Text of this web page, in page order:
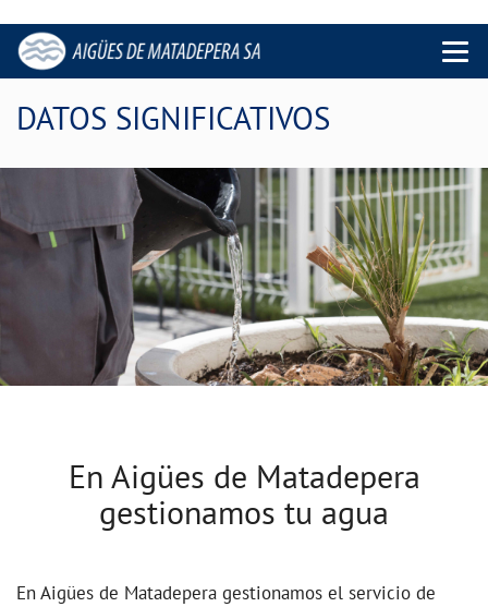
Menu
DATOS SIGNIFICATIVOS
En Aigües de Matadepera
gestionamos tu agua
En Aigües de Matadepera gestionamos el servicio de